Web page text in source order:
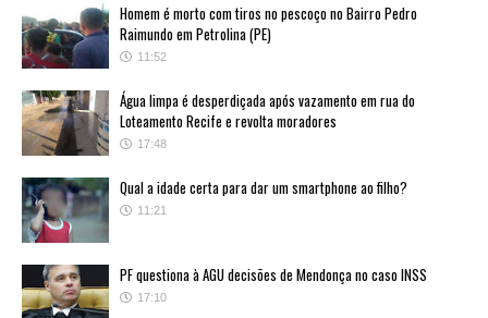
Homem é morto com tiros no pescoço no Bairro Pedro
Raimundo em Petrolina (PE)
11:52
Água limpa é desperdiçada após vazamento em rua do
Loteamento Recife e revolta moradores
17:48
Qual a idade certa para dar um smartphone ao filho?
11:21
PF questiona à AGU decisões de Mendonça no caso INSS
17:10